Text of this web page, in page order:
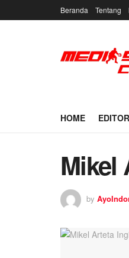
Beranda Tentang
HOME
Mikel
by